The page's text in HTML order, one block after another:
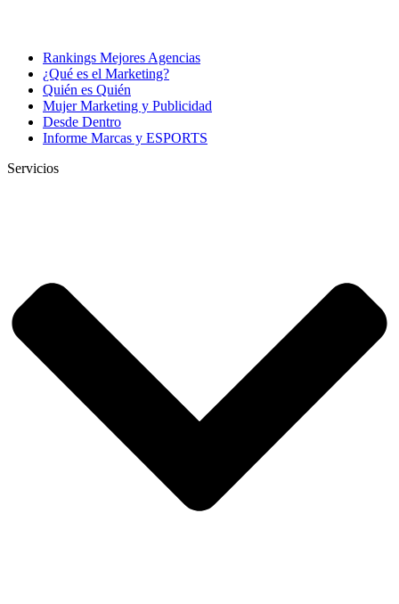
Rankings Mejores Agencias
¿Qué es el Marketing?
Quién es Quién
Mujer Marketing y Publicidad
Desde Dentro
Informe Marcas y ESPORTS
Servicios